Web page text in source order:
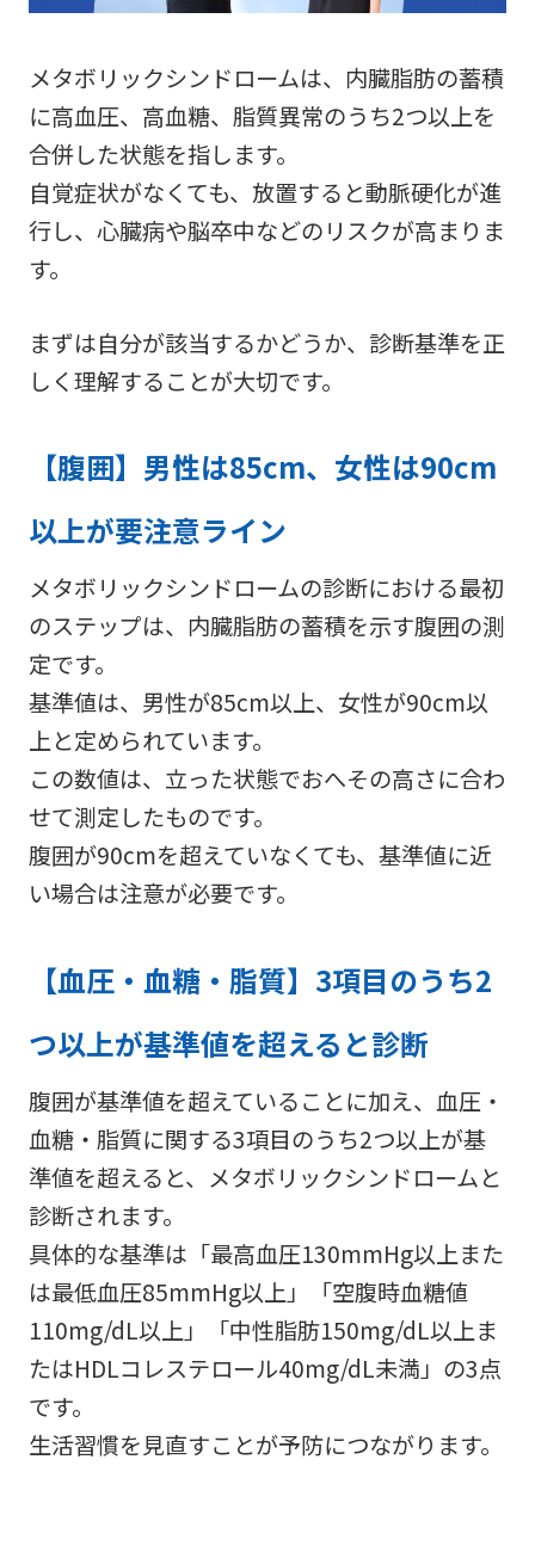
メタボリックシンドロームは、内臓脂肪の蓄積
に高血圧、高血糖、脂質異常のうち2つ以上を
合併した状態を指します。
自覚症状がなくても、放置すると動脈硬化が進
行し、心臓病や脳卒中などのリスクが高まりま
す。
まずは自分が該当するかどうか、診断基準を正
しく理解することが大切です。
【腹囲】男性は85cm、女性は90cm
以上が要注意ライン
メタボリックシンドロームの診断における最初
のステップは、内臓脂肪の蓄積を示す腹囲の測
定です。
基準値は、男性が85cm以上、女性が90cm以
上と定められています。
この数値は、立った状態でおへその高さに合わ
せて測定したものです。
腹囲が90cmを超えていなくても、基準値に近
い場合は注意が必要です。
【血圧・血糖・脂質】3項目のうち2
つ以上が基準値を超えると診断
腹囲が基準値を超えていることに加え、血圧・
血糖・脂質に関する3項目のうち2つ以上が基
準値を超えると、メタボリックシンドロームと
診断されます。
具体的な基準は「最高血圧130mmHg以上また
は最低血圧85mmHg以上」「空腹時血糖値
110mg/dL以上」「中性脂肪150mg/dL以上ま
たはHDLコレステロール40mg/dL未満」の3点
です。
生活習慣を見直すことが予防につながります。